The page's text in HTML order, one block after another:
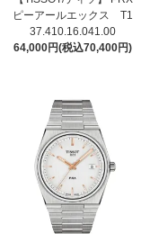
ピーアールエックス T1
37.410.16.041.00
64,000円(税込70,400円)